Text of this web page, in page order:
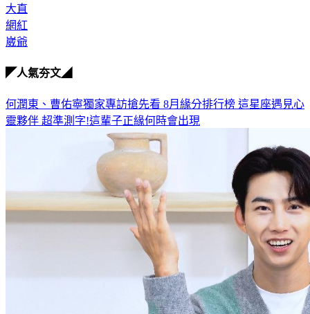
大直
網紅
崴爺
◤人氣夯文◢
何潤東、曹佑寧獨家專訪搶先看 8月緣分排行榜 這星座遇見心
靈夥伴 超準測字!這輩子正緣何時會出現